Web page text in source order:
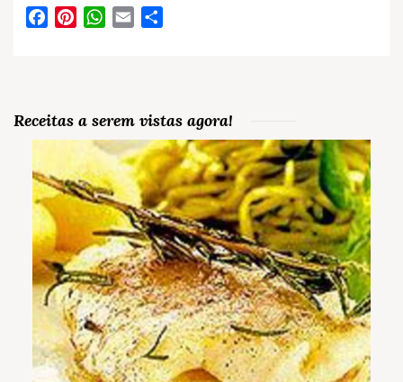
FacebookPinterestWhatsApp
Email
Receitas a serem vistas agora!